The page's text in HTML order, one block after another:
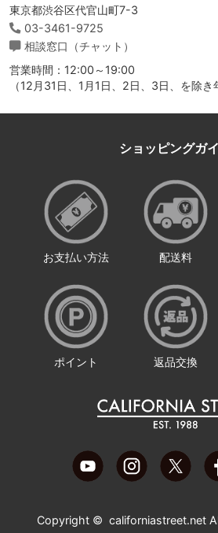
東京都渋谷区代官山町7-3
03-3461-9725
相談窓口（チャット）
営業時間：12:00～19:00
（12月31日、1月1日、2日、3日、を除き
ショッピングガ
お支払い方法 配送料
ポイント 返品交換
Copyright © californiastreet.net